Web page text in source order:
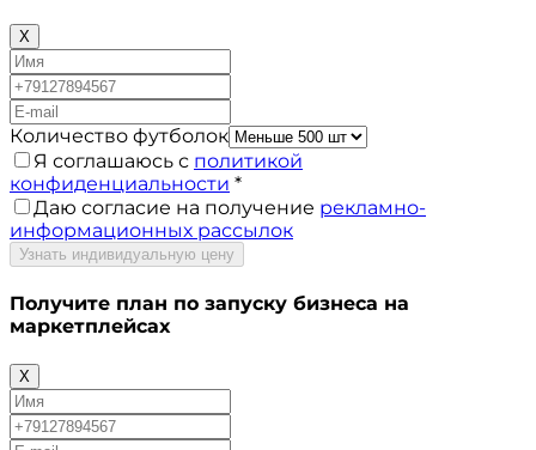
X
Количество футболок
Я соглашаюсь с политикой
конфиденциальности *
Даю согласие на получение рекламно-
информационных рассылок
Узнать индивидуальную цену
Получите план по запуску бизнеса на
маркетплейсах
X